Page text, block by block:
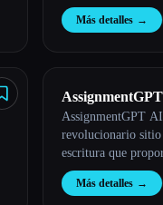
cuestionarios con
coherentes,
Más detalles →
AssignmentGPT
revolucionario sitio
escritura que
potente asistente
IA. Elaborar tareas, ensayos, blogs y planes deMás detalles →